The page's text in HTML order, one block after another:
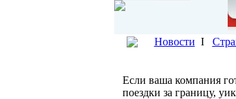
Новости I
Если ваша компания
поездки за границу,